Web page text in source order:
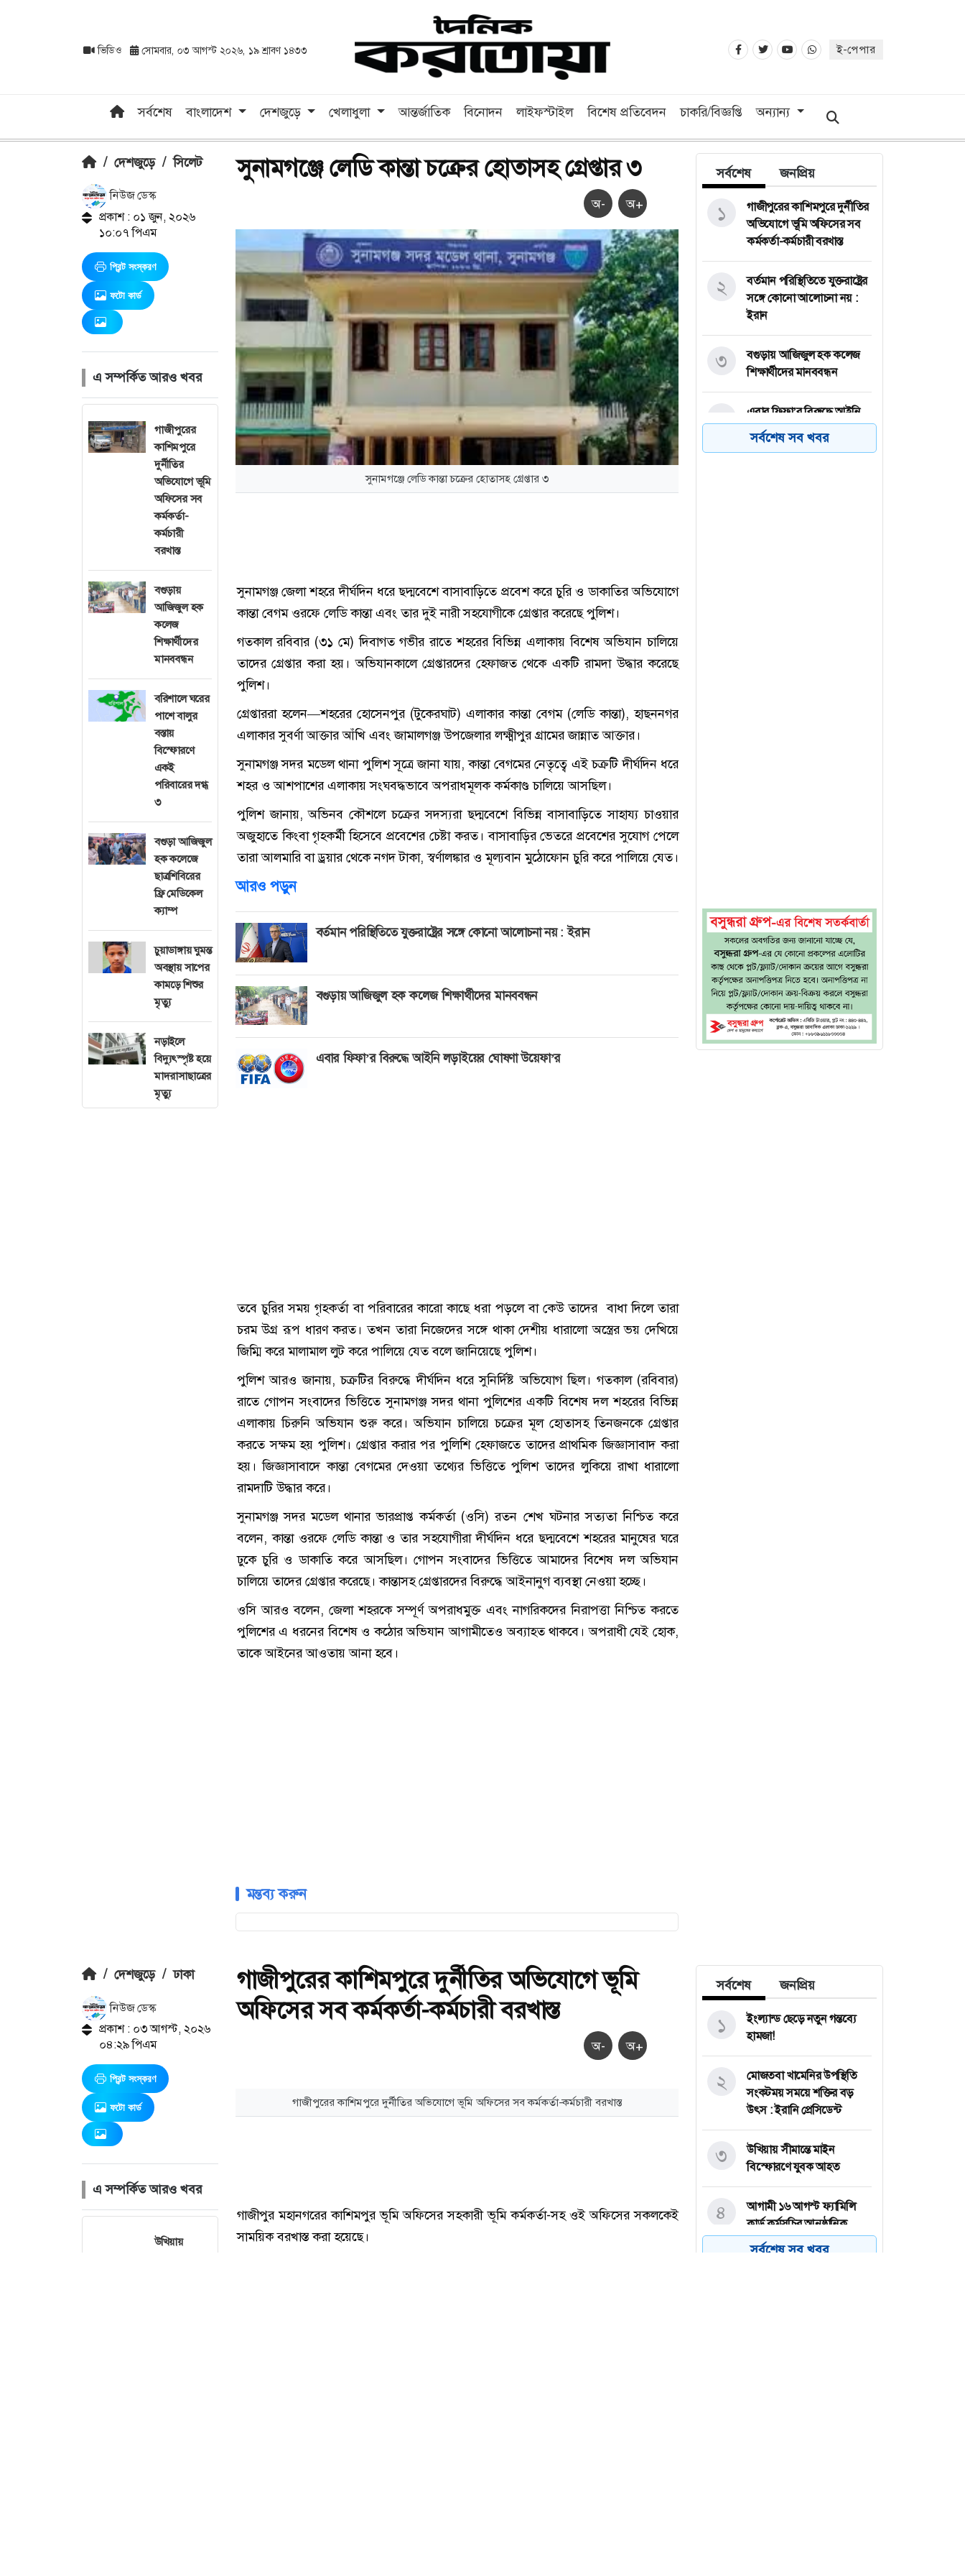
ভিডিও সোমবার, ০৩ আগস্ট ২০২৬, ১৯ শ্রাবণ ১৪৩৩ ই-পেপার
সর্বশেষ বাংলাদেশ দেশজুড়ে খেলাধুলা আন্তর্জাতিক বিনোদন লাইফস্টাইল বিশেষ প্রতিবেদন চাকরি/বিজ্ঞপ্তি অন্যান্য
/ দেশজুড়ে / সিলেট
নিউজ ডেস্ক
প্রকাশ : ০১ জুন, ২০২৬
১০:০৭ পিএম
প্রিন্ট সংস্করণ
ফটো কার্ড
এ সম্পর্কিত আরও খবর
গাজীপুরের
কাশিমপুরে
দুর্নীতির
অভিযোগে ভূমি
অফিসের সব
কর্মকর্তা-
কর্মচারী
বরখাস্ত
বগুড়ায়
আজিজুল হক
কলেজ
শিক্ষার্থীদের
মানববন্ধন
বরিশালে ঘরের
পাশে বালুর
বস্তায়
বিস্ফোরণে
একই
পরিবারের দগ্ধ
৩
বগুড়া আজিজুল
হক কলেজে
ছাত্রশিবিরের
ফ্রি মেডিকেল
ক্যাম্প
চুয়াডাঙ্গায় ঘুমন্ত
অবস্থায় সাপের
কামড়ে শিশুর
মৃত্যু
নড়াইলে
বিদ্যুৎস্পৃষ্ট হয়ে
মাদরাসাছাত্রের
মৃত্যু
সুনামগঞ্জে লেডি কান্তা চক্রের হোতাসহ গ্রেপ্তার ৩
অ- অ+
সুনামগঞ্জে লেডি কান্তা চক্রের হোতাসহ গ্রেপ্তার ৩
সুনামগঞ্জ জেলা শহরে দীর্ঘদিন ধরে ছদ্মবেশে বাসাবাড়িতে প্রবেশ করে চুরি ও ডাকাতির অভিযোগে
কান্তা বেগম ওরফে লেডি কান্তা এবং তার দুই নারী সহযোগীকে গ্রেপ্তার করেছে পুলিশ।
গতকাল রবিবার (৩১ মে) দিবাগত গভীর রাতে শহরের বিভিন্ন এলাকায় বিশেষ অভিযান চালিয়ে
তাদের গ্রেপ্তার করা হয়। অভিযানকালে গ্রেপ্তারদের হেফাজত থেকে একটি রামদা উদ্ধার করেছে
পুলিশ।
গ্রেপ্তাররা হলেন—শহরের হোসেনপুর (টুকেরঘাট) এলাকার কান্তা বেগম (লেডি কান্তা), হাছননগর
এলাকার সুবর্ণা আক্তার আঁখি এবং জামালগঞ্জ উপজেলার লক্ষ্মীপুর গ্রামের জান্নাত আক্তার।
সুনামগঞ্জ সদর মডেল থানা পুলিশ সূত্রে জানা যায়, কান্তা বেগমের নেতৃত্বে এই চক্রটি দীর্ঘদিন ধরে
শহর ও আশপাশের এলাকায় সংঘবদ্ধভাবে অপরাধমূলক কর্মকাণ্ড চালিয়ে আসছিল।
পুলিশ জানায়, অভিনব কৌশলে চক্রের সদস্যরা ছদ্মবেশে বিভিন্ন বাসাবাড়িতে সাহায্য চাওয়ার
অজুহাতে কিংবা গৃহকর্মী হিসেবে প্রবেশের চেষ্টা করত। বাসাবাড়ির ভেতরে প্রবেশের সুযোগ পেলে
তারা আলমারি বা ড্রয়ার থেকে নগদ টাকা, স্বর্ণালঙ্কার ও মূল্যবান মুঠোফোন চুরি করে পালিয়ে যেত।
আরও পড়ুন
বর্তমান পরিস্থিতিতে যুক্তরাষ্ট্রের সঙ্গে কোনো আলোচনা নয় : ইরান
বগুড়ায় আজিজুল হক কলেজ শিক্ষার্থীদের মানববন্ধন
এবার ফিফা’র বিরুদ্ধে আইনি লড়াইয়ের ঘোষণা উয়েফা’র
তবে চুরির সময় গৃহকর্তা বা পরিবারের কারো কাছে ধরা পড়লে বা কেউ তাদের বাধা দিলে তারা
চরম উগ্র রূপ ধারণ করত। তখন তারা নিজেদের সঙ্গে থাকা দেশীয় ধারালো অস্ত্রের ভয় দেখিয়ে
জিম্মি করে মালামাল লুট করে পালিয়ে যেত বলে জানিয়েছে পুলিশ।
পুলিশ আরও জানায়, চক্রটির বিরুদ্ধে দীর্ঘদিন ধরে সুনির্দিষ্ট অভিযোগ ছিল। গতকাল (রবিবার)
রাতে গোপন সংবাদের ভিত্তিতে সুনামগঞ্জ সদর থানা পুলিশের একটি বিশেষ দল শহরের বিভিন্ন
এলাকায় চিরুনি অভিযান শুরু করে। অভিযান চালিয়ে চক্রের মূল হোতাসহ তিনজনকে গ্রেপ্তার
করতে সক্ষম হয় পুলিশ। গ্রেপ্তার করার পর পুলিশি হেফাজতে তাদের প্রাথমিক জিজ্ঞাসাবাদ করা
হয়। জিজ্ঞাসাবাদে কান্তা বেগমের দেওয়া তথ্যের ভিত্তিতে পুলিশ তাদের লুকিয়ে রাখা ধারালো
রামদাটি উদ্ধার করে।
সুনামগঞ্জ সদর মডেল থানার ভারপ্রাপ্ত কর্মকর্তা (ওসি) রতন শেখ ঘটনার সত্যতা নিশ্চিত করে
বলেন, কান্তা ওরফে লেডি কান্তা ও তার সহযোগীরা দীর্ঘদিন ধরে ছদ্মবেশে শহরের মানুষের ঘরে
ঢুকে চুরি ও ডাকাতি করে আসছিল। গোপন সংবাদের ভিত্তিতে আমাদের বিশেষ দল অভিযান
চালিয়ে তাদের গ্রেপ্তার করেছে। কান্তাসহ গ্রেপ্তারদের বিরুদ্ধে আইনানুগ ব্যবস্থা নেওয়া হচ্ছে।
ওসি আরও বলেন, জেলা শহরকে সম্পূর্ণ অপরাধমুক্ত এবং নাগরিকদের নিরাপত্তা নিশ্চিত করতে
পুলিশের এ ধরনের বিশেষ ও কঠোর অভিযান আগামীতেও অব্যাহত থাকবে। অপরাধী যেই হোক,
তাকে আইনের আওতায় আনা হবে।
মন্তব্য করুন
সর্বশেষ জনপ্রিয়
গাজীপুরের কাশিমপুরে দুর্নীতির
অভিযোগে ভূমি অফিসের সব
কর্মকর্তা-কর্মচারী বরখাস্ত
১
বর্তমান পরিস্থিতিতে যুক্তরাষ্ট্রের
সঙ্গে কোনো আলোচনা নয় :
ইরান
২
বগুড়ায় আজিজুল হক কলেজ
শিক্ষার্থীদের মানববন্ধন
৩
এবার ফিফা’র বিরুদ্ধে আইনি
লড়াইয়ের ঘোষণা উয়েফা’র
৪
সর্বশেষ সব খবর
/ দেশজুড়ে / ঢাকা
নিউজ ডেস্ক
প্রকাশ : ০৩ আগস্ট, ২০২৬
০৪:২৯ পিএম
প্রিন্ট সংস্করণ
ফটো কার্ড
এ সম্পর্কিত আরও খবর
উখিয়ায়
গাজীপুরের কাশিমপুরে দুর্নীতির অভিযোগে ভূমি
অফিসের সব কর্মকর্তা-কর্মচারী বরখাস্ত
অ- অ+
সর্বশেষ জনপ্রিয়
ইংল্যান্ড ছেড়ে নতুন গন্তব্যে
হামজা!
১
মোজতবা খামেনির উপস্থিতি
সংকটময় সময়ে শক্তির বড়
উৎস : ইরানি প্রেসিডেন্ট
২
উখিয়ায় সীমান্তে মাইন
বিস্ফোরণে যুবক আহত
৩
আগামী ১৬ আগস্ট ফ্যামিলি
কার্ড কর্মসূচির আনুষ্ঠানিক
উদ্বোধন
৪
সর্বশেষ সব খবর